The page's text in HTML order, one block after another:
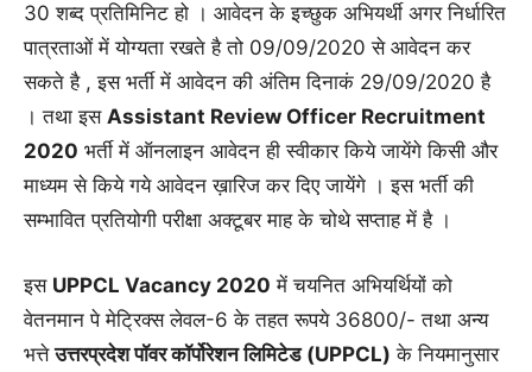
30 शब्द प्रतिमिनिट हो । आवेदन के इच्छुक अभियर्थी अगर निर्धारित
पात्रताओं में योग्यता रखते है तो 09/09/2020 से आवेदन कर
सकते है , इस भर्ती में आवेदन की अंतिम दिनाकं 29/09/2020 है
। तथा इस Assistant Review Officer Recruitment
2020 भर्ती में ऑनलाइन आवेदन ही स्वीकार किये जायेंगे किसी और
माध्यम से किये गये आवेदन ख़ारिज कर दिए जायेंगे । इस भर्ती की
सम्भावित प्रतियोगी परीक्षा अक्टूबर माह के चोथे सप्ताह में है ।
इस UPPCL Vacancy 2020 में चयनित अभियर्थियों को
वेतनमान पे मेट्रिक्स लेवल-6 के तहत रूपये 36800/- तथा अन्य
भत्तेउत्तरप्रदेश पॉवर कॉर्पोरेशन लिमिटेड (UPPCL) के नियमानुसार